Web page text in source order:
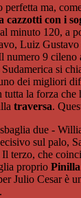
perfetta ma,
cazzotti con i
minuto 120, a
Luiz Gustavo
numero 9 cileno
si
dei migliori
la forza che
traversa.
due -
sul palo,
terzo, che
proprio Pinilla
Julio Cesar è